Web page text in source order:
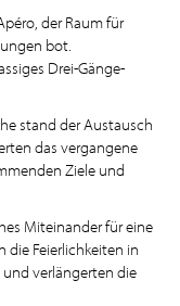
der Raum für
bot.
Drei-Gänge-
stand der Austausch
das vergangene
Ziele und
Miteinander für eine
die Feierlichkeiten in
verlängerten die